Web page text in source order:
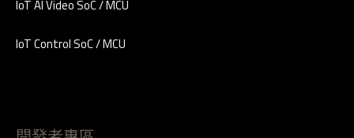
IoT AI Video SoC / MCU
IoT Control SoC / MCU